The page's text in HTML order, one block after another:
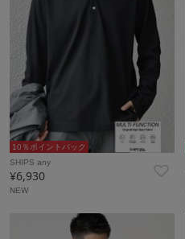
10％ポイントバック
SHIPS any
¥6,930
NEW